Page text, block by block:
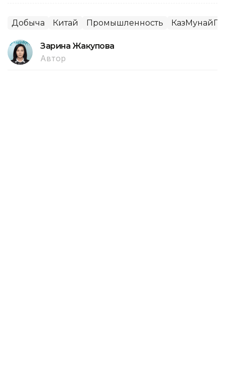
Добыча Китай Промышленность
Зарина Жакупова
Автор